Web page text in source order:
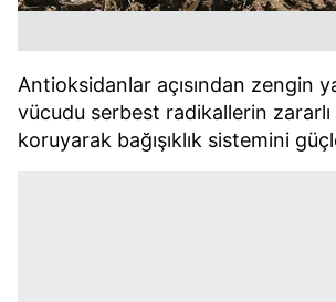
Antioksidanlar açısından zengin
vücudu serbest radikallerin
koruyarak bağışıklık sistemini